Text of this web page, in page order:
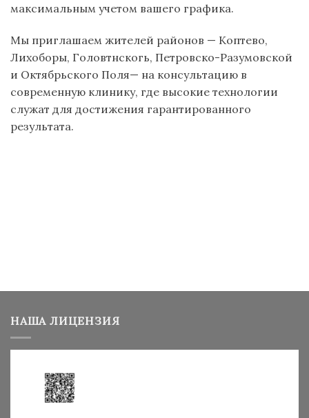
максимальным учетом вашего графика.
Мы приглашаем жителей районов — Коптево,
Лихоборы, Головтнскогь, Петровско-Разумовской
и Октябрьского Поля— на консультацию в
современную клинику, где высокие технологии
служат для достижения гарантированного
результата.
НАША ЛИЦЕНЗИЯ